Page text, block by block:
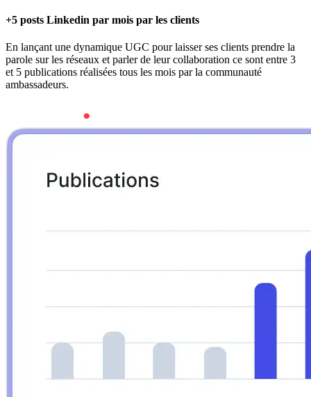
+5 posts Linkedin par mois par les clients
En lançant une dynamique UGC pour laisser ses clients prendre la
parole sur les réseaux et parler de leur collaboration ce sont entre 3
et 5 publications réalisées tous les mois par la communauté
ambassadeurs.